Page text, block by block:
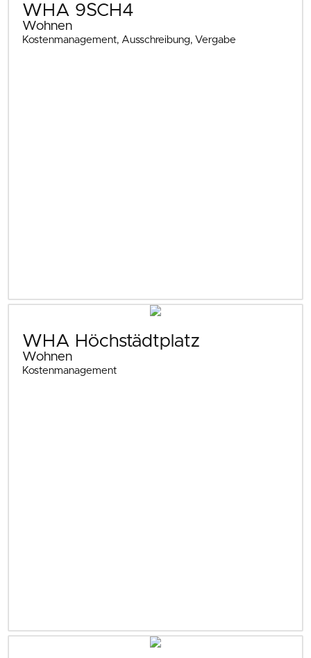
WHA 9SCH4
Wohnen
Kostenmanagement, Ausschreibung, Vergabe
WHA Höchstädtplatz
Wohnen
Kostenmanagement